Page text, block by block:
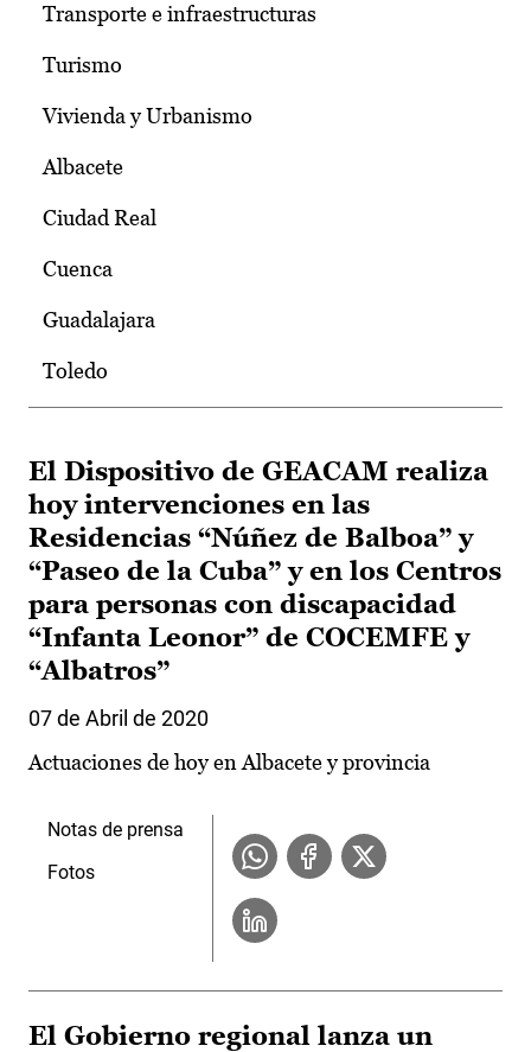
Transporte e infraestructuras
Turismo
Vivienda y Urbanismo
Albacete
Ciudad Real
Cuenca
Guadalajara
Toledo
El Dispositivo de GEACAM realiza
hoy intervenciones en las
Residencias “Núñez de Balboa” y
“Paseo de la Cuba” y en los Centros
para personas con discapacidad
“Infanta Leonor” de COCEMFE y
“Albatros”
07 de Abril de 2020
Actuaciones de hoy en Albacete y provincia
Notas de prensa
Fotos
El Gobierno regional lanza un